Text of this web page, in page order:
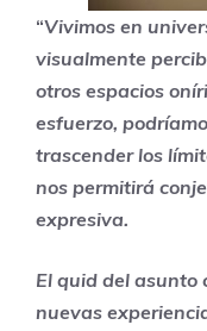
“Vivimos en
visualmente
otros espacios
esfuerzo,
trascender los
nos permitirá
expresiva.
El quid del asunto
nuevas